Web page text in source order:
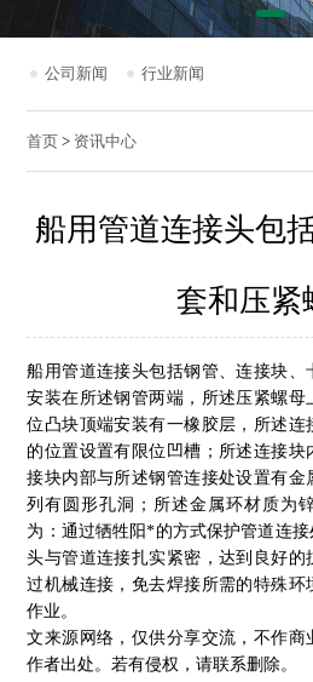
公司新闻 行业新闻
首页 > 资讯中心
船用管道连接头包
套和压紧
船用管道连接头包括钢管、连接块、
安装在所述钢管两端，所述压紧螺母
位凸块顶端安装有一橡胶层，所述
的位置设置有限位凹槽；所述连接
接块内部与所述钢管连接处设置有
列有圆形孔洞；所述金属环材质为
为：通过牺牲阳*的方式保护管道连
头与管道连接扎实紧密，达到良好的
过机械连接，免去焊接所需的特殊
作业。
文来源网络，仅供分享交流，不作商
作者出处。若有侵权，请联系删除。